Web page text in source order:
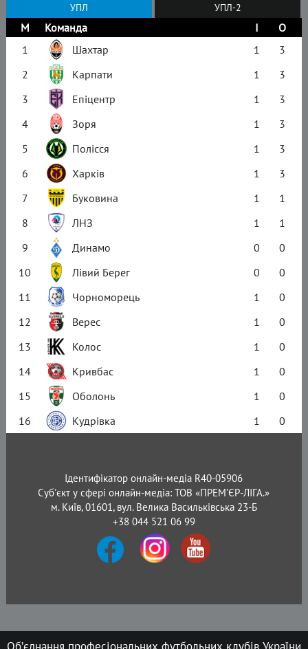
УПЛ УПЛ-2
М Команда І
О
1
Шахтар 1
3
2
Карпати 1
3
3
Епіцентр 1
3
4
Зоря 1
3
5
Полісся 1
3
6
Харків 1
3
7
Буковина 1
1
8
ЛНЗ 1
1
9
Динамо 0
0
10
Лівий Берег 0
0
11
Чорноморець 1
0
12
Верес 1
0
13
Колос 1
0
14
Кривбас 1
0
15
Оболонь 1
0
16
Кудрівка 1 0
Ідентифікатор онлайн-медіа R40-05906
Суб'єкт у сфері онлайн-медіа: ТОВ «ПРЕМ’ЄР-ЛІГА.»
м. Київ, 01601, вул. Велика Васильківська 23-Б
+38 044 521 06 99